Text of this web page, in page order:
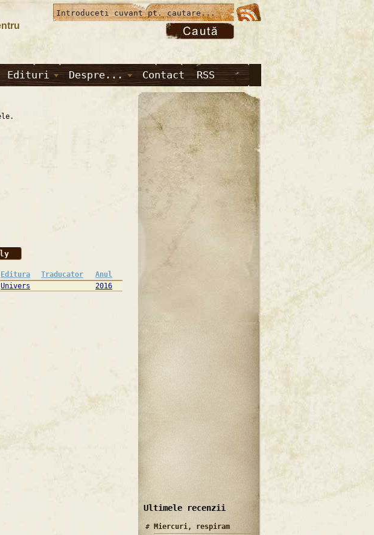
Edituri Despre... Contact RSS
Editura Traducator
Anul
Univers 2016
Ultimele recenzii
Miercuri, respiram